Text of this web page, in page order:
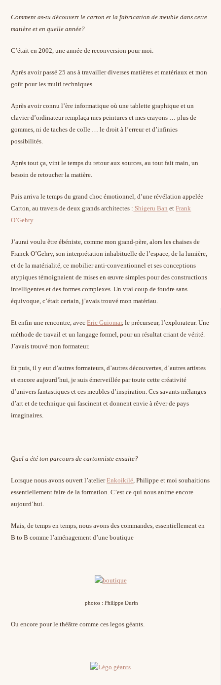
Comment as-tu découvert le carton et la fabrication de meuble dans cette
matière et en quelle année?
C’était en 2002, une année de reconversion pour moi.
Après avoir passé 25 ans à travailler diverses matières et matériaux et mon
goût pour les multi techniques.
Après avoir connu l’ère informatique où une tablette graphique et un
clavier d’ordinateur remplaça mes peintures et mes crayons … plus de
gommes, ni de taches de colle … le droit à l’erreur et d’infinies
possibilités.
Après tout ça, vint le temps du retour aux sources, au tout fait main, un
besoin de retoucher la matière.
Puis arriva le temps du grand choc émotionnel, d’une révélation appelée
Carton, au travers de deux grands architectes : Shigeru Ban etFrank
O’Gehry.
J’aurai voulu être ébéniste, comme mon grand-père, alors les chaises de
Franck O’Gehry, son interprétation inhabituelle de l’espace, de la lumière,
et de la matérialité, ce mobilier anti-conventionnel et ses conceptions
atypiques témoignaient de mises en œuvre simples pour des constructions
intelligentes et des formes complexes. Un vrai coup de foudre sans
équivoque, c’était certain, j’avais trouvé mon matériau.
Et enfin une rencontre, avecEric Guiomar, le précurseur, l’explorateur. Une
méthode de travail et un langage formel, pour un résultat criant de vérité.
J’avais trouvé mon formateur.
Et puis, il y eut d’autres formateurs, d’autres découvertes, d’autres artistes
et encore aujourd’hui, je suis émerveillée par toute cette créativité
d’univers fantastiques et ces meubles d’inspiration. Ces savants mélanges
d’art et de technique qui fascinent et donnent envie à rêver de pays
imaginaires.
Quel a été ton parcours de cartonniste ensuite?
Lorsque nous avons ouvert l’atelierEnkoikilé, Philippe et moi souhaitions
essentiellement faire de la formation. C’est ce qui nous anime encore
aujourd’hui.
Mais, de temps en temps, nous avons des commandes, essentiellement en
B to B comme l’aménagement d’une boutique
photos : Philippe Durin
Ou encore pour le théâtre comme ces legos géants.